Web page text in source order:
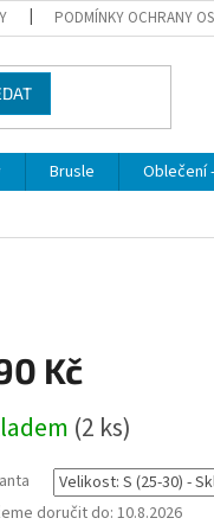
PODMÍNKY OCHRANY
Brusle Oblečení
Kč
(2 ks)
doručit do:10.8.2026